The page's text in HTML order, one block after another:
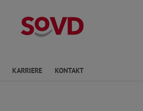
Landesverband
KARRIERE KONTAKT